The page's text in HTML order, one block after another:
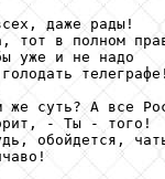
даже рады!
тот в полном
уже и не надо
телеграфе!
суть? А все
- Ты - того!
обойдется,